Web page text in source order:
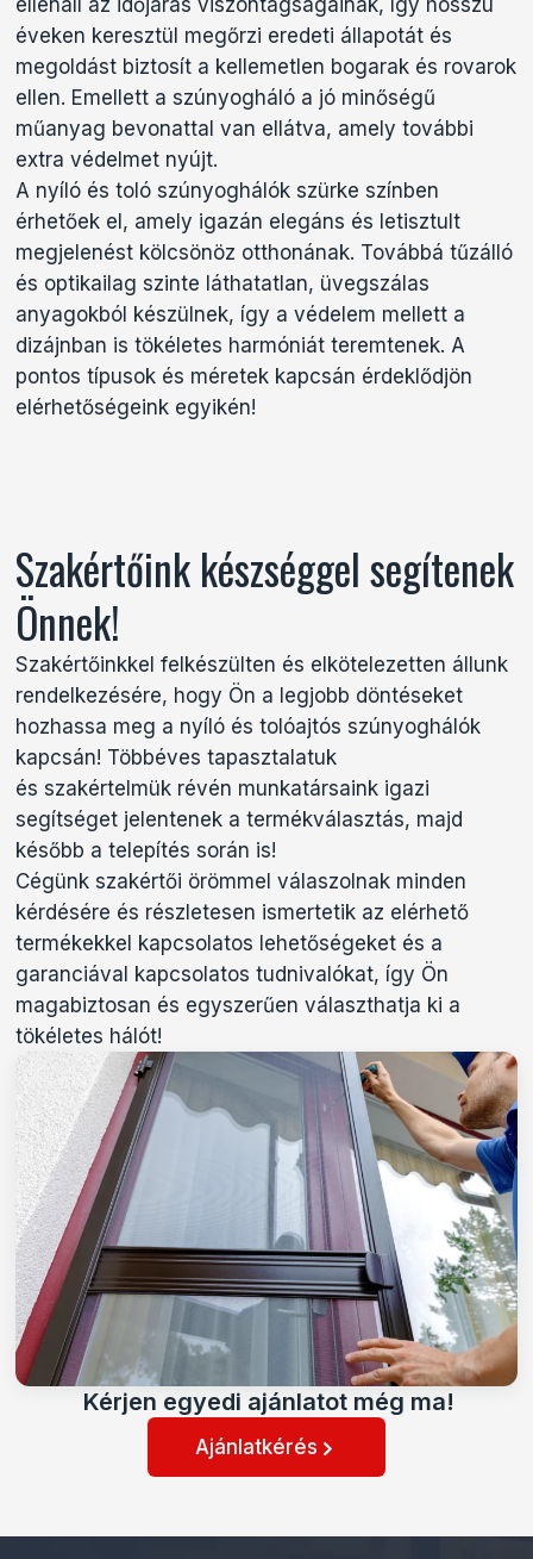
ellenáll az időjárás viszontagságainak, így hosszú
éveken keresztül megőrzi eredeti állapotát és
megoldást biztosít a kellemetlen bogarak és rovarok
ellen. Emellett a szúnyogháló a jó minőségű
műanyag bevonattal van ellátva, amely további
extra védelmet nyújt.
A nyíló és toló szúnyoghálók szürke színben
érhetőek el, amely igazán elegáns és letisztult
megjelenést kölcsönöz otthonának. Továbbá tűzálló
és optikailag szinte láthatatlan, üvegszálas
anyagokból készülnek, így a védelem mellett a
dizájnban is tökéletes harmóniát teremtenek. A
pontos típusok és méretek kapcsán érdeklődjön
elérhetőségeink egyikén!
Szakértőink készséggel segítenek
Önnek!
Szakértőinkkel felkészülten és elkötelezetten állunk
rendelkezésére, hogy Ön a legjobb döntéseket
hozhassa meg a nyíló és tolóajtós szúnyoghálók
kapcsán! Többéves tapasztalatuk
és szakértelmük révén munkatársaink igazi
segítséget jelentenek a termékválasztás, majd
később a telepítés során is!
Cégünk szakértői örömmel válaszolnak minden
kérdésére és részletesen ismertetik az elérhető
termékekkel kapcsolatos lehetőségeket és a
garanciával kapcsolatos tudnivalókat, így Ön
magabiztosan és egyszerűen választhatja ki a
tökéletes hálót!
Kérjen egyedi ajánlatot még ma!
Ajánlatkérés